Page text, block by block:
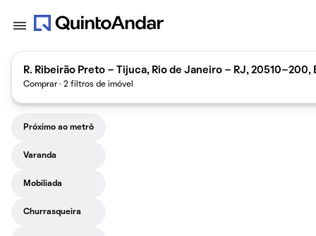
R. Ribeirão Preto - Tijuca, Rio de Janeiro - RJ, 20510-200,
Comprar · 2 filtros de imóvel
Próximo ao metrô
Varanda
Mobiliada
Churrasqueira